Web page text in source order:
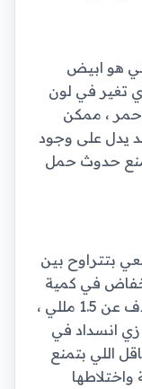
هو ابيض
تغير في لون
، ممكن
يدل على وجود
حدوث حمل
بتتراوح بين
انخفاض في كمية
السائل المنوي اللي بتخرج وقت القذف عن 1.5 مللي ،
انسداد في
اللي بتمنع